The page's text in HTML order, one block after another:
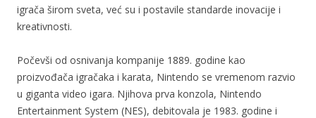
igrača širom sveta, već su i postavile standarde inovacije i
kreativnosti.
Počevši od osnivanja kompanije 1889. godine kao
proizvođača igračaka i karata, Nintendo se vremenom razvio
u giganta video igara. Njihova prva konzola, Nintendo
Entertainment System (NES), debitovala je 1983. godine i